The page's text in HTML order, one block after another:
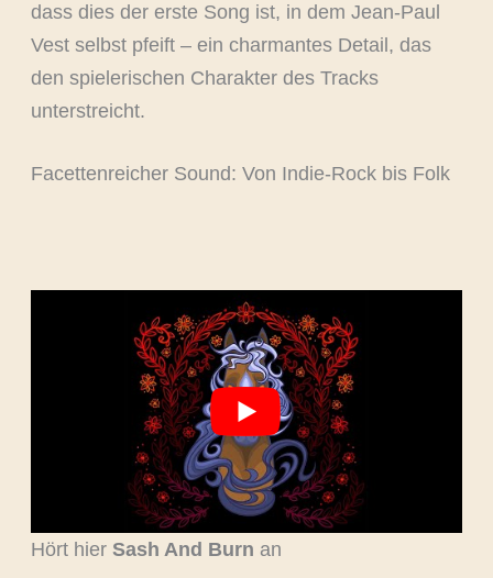
dass dies der erste Song ist, in dem Jean-Paul
Vest selbst pfeift – ein charmantes Detail, das
den spielerischen Charakter des Tracks
unterstreicht.
Facettenreicher Sound: Von Indie-Rock bis Folk
Hört hier Sash And Burn an